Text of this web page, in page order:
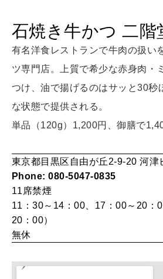
女神まり愛のタロットメ
算命学がわかる今月の
LEARN
知る、考える
わたしができること
石焼き牛かつ 二階
有名洋食レストランで牛肉の扱い
ツ専門店。上質で希少な赤身肉・
つけ、油で揚げるのはサッと30秒
な状態で提供される。
単品（120g）1,200円、御膳で
東京都目黒区自由が丘2-9-20 河津
Phone: 080-5047-0835
11席禁煙
11：30～14：00、17：00～20：
20：00）
無休